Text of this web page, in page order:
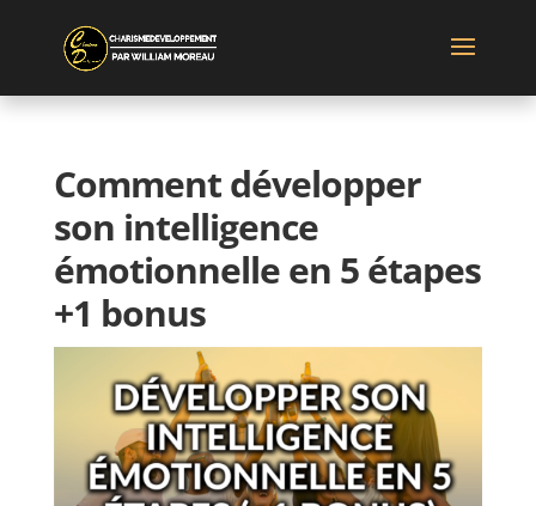
Comment développer
son intelligence
émotionnelle en 5 étapes
+1 bonus